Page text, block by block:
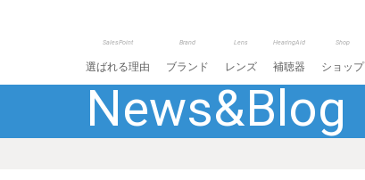
SalesPoint
選ばれる理由
Brand
ブランド
Lens
レンズ
HearingAid
補聴器
Shop
ショップ
News&Blog